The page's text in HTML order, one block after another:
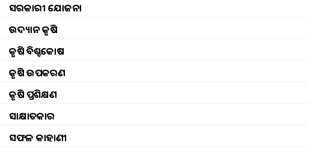
ସରକାରୀ ଯୋଜନା
ଉଦ୍ୟାନ କୃଷି
କୃଷି ବିଶ୍ବକୋଷ
କୃଷି ଉପକରଣ
କୃଷି ପ୍ରଶିକ୍ଷଣ
ସାକ୍ଷାତକାର
ସଫଳ କାହାଣୀ
କଖାରୁ ମଞ୍ଜି କେଉଁ ଭିଟାମିନର ଆବଶ୍ୟକତା ପୂରଣ